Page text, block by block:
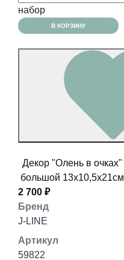
набор
В КОРЗИНУ
Декор "Олень в очках"
большой 13x10,5x21см
2 700 ₽
Бренд
J-LINE
Артикул
59822